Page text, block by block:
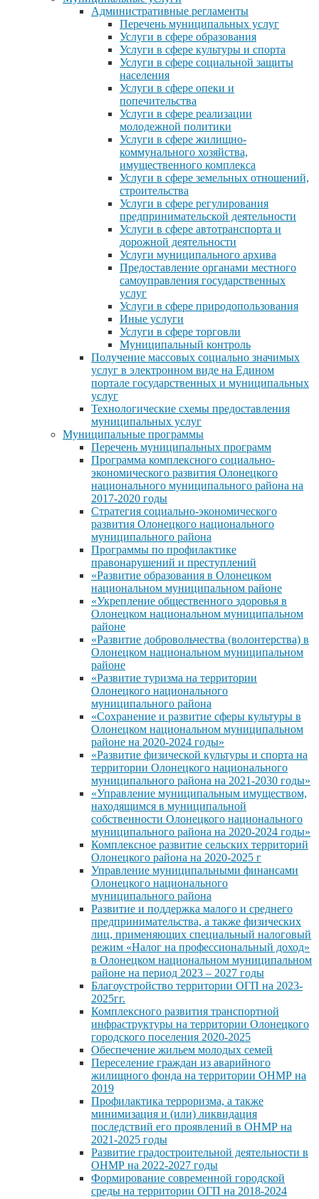
Административные регламенты
Перечень муниципальных услуг
Услуги в сфере образования
Услуги в сфере культуры и спорта
Услуги в сфере социальной защиты
населения
Услуги в сфере опеки и
попечительства
Услуги в сфере реализации
молодежной политики
Услуги в сфере жилищно-
коммунального хозяйства,
имущественного комплекса
Услуги в сфере земельных отношений,
строительства
Услуги в сфере регулирования
предпринимательской деятельности
Услуги в сфере автотранспорта и
дорожной деятельности
Услуги муниципального архива
Предоставление органами местного
самоуправления государственных
услуг
Услуги в сфере природопользования
Иные услуги
Услуги в сфере торговли
Муниципальный контроль
Получение массовых социально значимых
услуг в электронном виде на Едином
портале государственных и муниципальных
услуг
Технологические схемы предоставления
муниципальных услуг
Муниципальные программы
Перечень муниципальных программ
Программа комплексного социально-
экономического развития Олонецкого
национального муниципального района на
2017-2020 годы
Стратегия социально-экономического
развития Олонецкого национального
муниципального района
Программы по профилактике
правонарушений и преступлений
«Развитие образования в Олонецком
национальном муниципальном районе
«Укрепление общественного здоровья в
Олонецком национальном муниципальном
районе
«Развитие добровольчества (волонтерства) в
Олонецком национальном муниципальном
районе
«Развитие туризма на территории
Олонецкого национального
муниципального района
«Сохранение и развитие сферы культуры в
Олонецком национальном муниципальном
районе на 2020-2024 годы»
«Развитие физической культуры и спорта на
территории Олонецкого национального
муниципального района на 2021-2030 годы»
«Управление муниципальным имуществом,
находящимся в муниципальной
собственности Олонецкого национального
муниципального района на 2020-2024 годы»
Комплексное развитие сельских территорий
Олонецкого района на 2020-2025 г
Управление муниципальными финансами
Олонецкого национального
муниципального района
Развитие и поддержка малого и среднего
предпринимательства, а также физических
лиц, применяющих специальный налоговый
режим «Налог на профессиональный доход»
в Олонецком национальном муниципальном
районе на период 2023 – 2027 годы
Благоустройство территории ОГП на 2023-
2025гг.
Комплексного развития транспортной
инфраструктуры на территории Олонецкого
городского поселения 2020-2025
Обеспечение жильем молодых семей
Переселение граждан из аварийного
жилищного фонда на территории ОНМР на
2019
Профилактика терроризма, а также
минимизация и (или) ликвидация
последствий его проявлений в ОНМР на
2021-2025 годы
Развитие градостроительной деятельности в
ОНМР на 2022-2027 годы
Формирование современной городской
среды на территории ОГП на 2018-2024